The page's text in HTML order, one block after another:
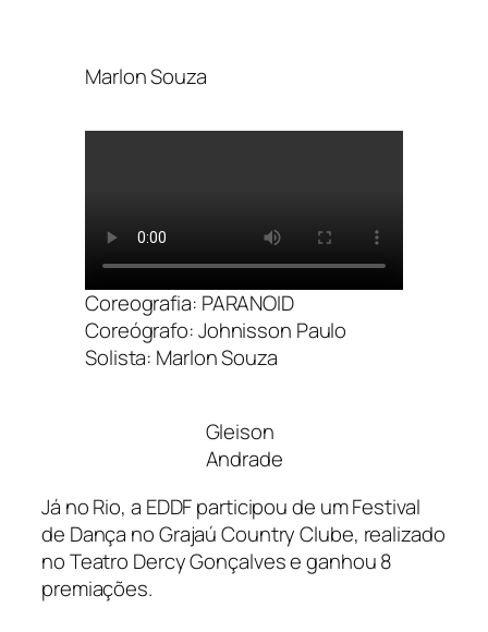
Marlon Souza
Coreografia: PARANOID
Coreógrafo: Johnisson Paulo
Solista: Marlon Souza
Gleison
Andrade
Já no Rio, a EDDF participou de um Festival
de Dança no Grajaú Country Clube, realizado
no Teatro Dercy Gonçalves e ganhou 8
premiações.